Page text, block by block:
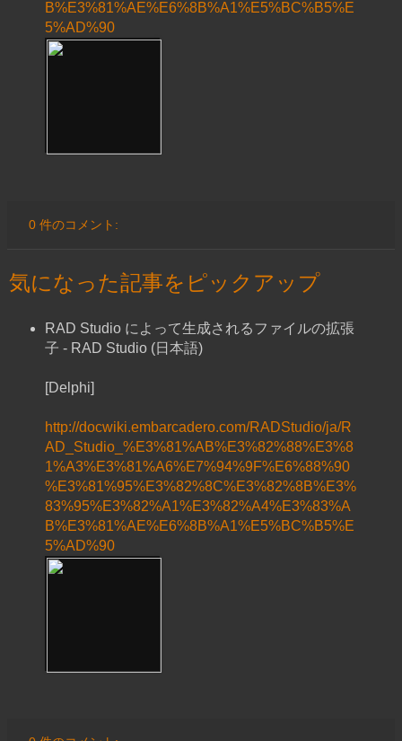
B%E3%81%AE%E6%8B%A1%E5%BC%B5%E
5%AD%90
0 件のコメント:
気になった記事をピックアップ
RAD Studio によって生成されるファイルの拡張
子 - RAD Studio (日本語)
[Delphi]
http://docwiki.embarcadero.com/RADStudio/ja/R
AD_Studio_%E3%81%AB%E3%82%88%E3%8
1%A3%E3%81%A6%E7%94%9F%E6%88%90
%E3%81%95%E3%82%8C%E3%82%8B%E3%
83%95%E3%82%A1%E3%82%A4%E3%83%A
B%E3%81%AE%E6%8B%A1%E5%BC%B5%E
5%AD%90